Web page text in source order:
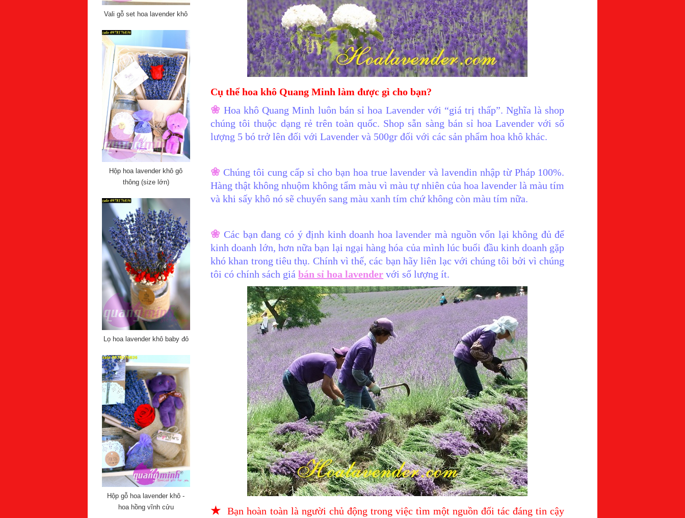
Cụ thể hoa khô Quang Minh làm được gì cho bạn?
❀ Hoa khô Quang Minh luôn bán sỉ hoa Lavender với “giá trị thấp”. Nghĩa là shop
chúng tôi thuộc dạng rẻ trên toàn quốc. Shop sẵn sàng bán sỉ hoa Lavender với số
lượng 5 bó trở lên đối với Lavender và 500gr đối với các sản phẩm hoa khô khác.
❀ Chúng tôi cung cấp sỉ cho bạn hoa true lavender và lavendin nhập từ Pháp 100%.
Hàng thật không nhuộm không tẩm màu vì màu tự nhiên của hoa lavender là màu tím
và khi sấy khô nó sẽ chuyển sang màu xanh tím chứ không còn màu tím nữa.
❀ Các bạn đang có ý định kinh doanh hoa lavender mà nguồn vốn lại không đủ để
kinh doanh lớn, hơn nữa bạn lại ngại hàng hóa của mình lúc buổi đầu kinh doanh gặp
khó khan trong tiêu thụ. Chính vì thế, các bạn hãy liên lạc với chúng tôi bởi vì chúng
tôi có chính sách giábán sỉ hoa lavender với số lượng ít.
★
Bạn hoàn toàn là người chủ động trong việc tìm một nguồn đối tác đáng tin cậy
Vali gỗ set hoa lavender khô
Hộp hoa lavender khô gô
thông (size lớn)
Lọ hoa lavender khô baby đỏ
Hộp gỗ hoa lavender khô -
hoa hồng vĩnh cửu